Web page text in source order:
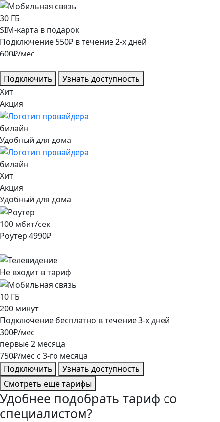
30 ГБ
SIM-карта в подарок
Подключение 550₽ в течение2-х дней
600₽/мес
Подключить
Узнать доступность
Хит
Акция
билайн
Удобный для дома
билайн
Хит
Акция
Удобный для дома
100 мбит/сек
Роутер 4990₽
Не входит в тариф
10 ГБ
200 минут
Подключение бесплатно в течение3-х дней
300₽/мес
первые2 месяца
750₽/мес c 3-го месяца
Подключить
Узнать доступность
Смотреть ещё тарифы
Удобнее подобрать тариф со
специалистом?